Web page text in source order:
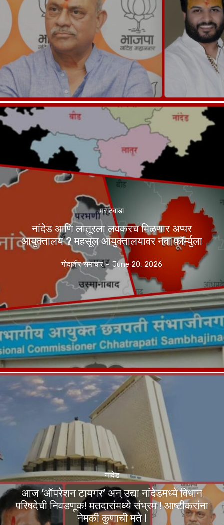
मराठवाडा
नांदेड आणि लातूरला लवकरच मिळणार अप्पर
आयुक्तालय ? महसूल आयुक्तालयावर नवा फॉर्म्युला
गोदातीर समाचार - June 20, 2026
नांदेड
आज ‘ऑपरेशन टायगर’ अन् उद्या नांदेडमध्ये विधान
परिषदेची निवडणूक! मतदारांमध्ये संभ्रम ! आष्टीकरांना
नेमकी कुणाची मते !